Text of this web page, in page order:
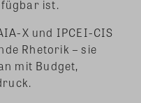
ist.
X und IPCEI-CIS
Rhetorik – sie
mit Budget,